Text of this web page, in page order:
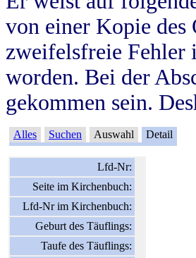
von einer Kopie
zweifelsfreie Fehler
worden. Bei der
gekommen sein.
Alles Suchen Auswahl Detail
Lfd-Nr:
Seite im Kirchenbuch:
Lfd-Nr im Kirchenbuch:
Geburt des Täuflings:
Taufe des Täuflings: